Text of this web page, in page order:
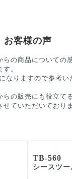
お客様の声
らの商品についての
。
なりますので参考い
らの販売にも役立て
ていただいておりま
TB-560
シースツー